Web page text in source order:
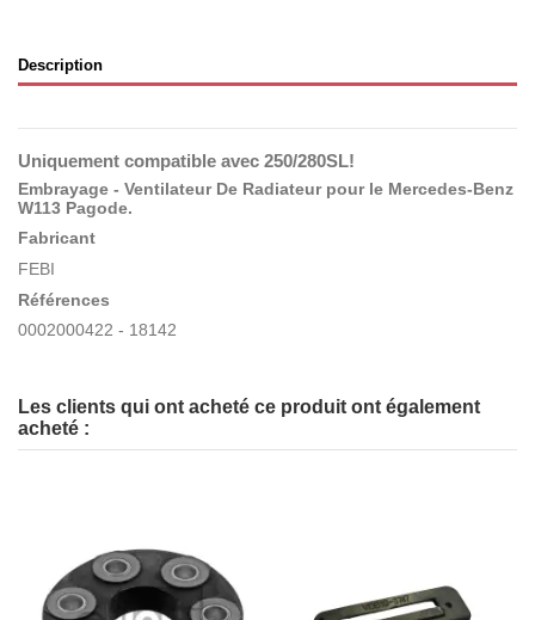
Description
Uniquement compatible avec 250/280SL!
Embrayage - Ventilateur De Radiateur pour le Mercedes-Benz
W113 Pagode.
Fabricant
FEBI
Références
0002000422 - 18142
Les clients qui ont acheté ce produit ont également
acheté :